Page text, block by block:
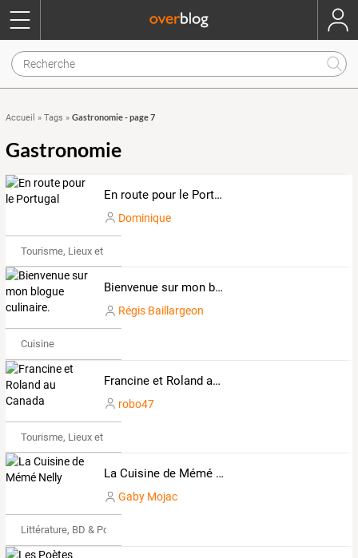
Accueil » Tags » Gastronomie - page 7
Gastronomie
En route pour le Portugal
Dominique
Tourisme, Lieux et Événements
Bienvenue sur mon blogue culinaire.
Régis Baillargeon
Cuisine
Francine et Roland au Canada
robo47
Tourisme, Lieux et Événements
La Cuisine de Mémé Nelly
Gaby Mojac
Littérature, BD & Poésie